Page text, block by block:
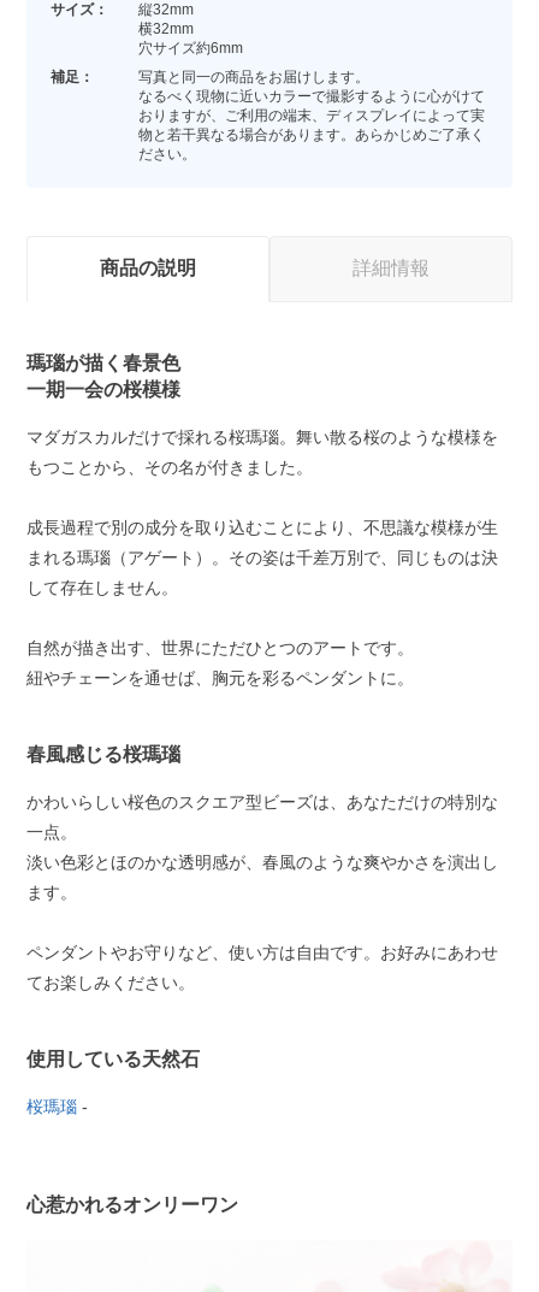
サイズ：
縦32mm
横32mm
穴サイズ約6mm
補足：
写真と同一の商品をお届けします。
なるべく現物に近いカラーで撮影するように心がけて
おりますが、ご利用の端末、ディスプレイによって実
物と若干異なる場合があります。あらかじめご了承く
ださい。
商品の説明 詳細情報
瑪瑙が描く春景色
一期一会の桜模様
マダガスカルだけで採れる桜瑪瑙。舞い散る桜のような模様を
もつことから、その名が付きました。
成長過程で別の成分を取り込むことにより、不思議な模様が生
まれる瑪瑙（アゲート）。その姿は千差万別で、同じものは決
して存在しません。
自然が描き出す、世界にただひとつのアートです。
紐やチェーンを通せば、胸元を彩るペンダントに。
春風感じる桜瑪瑙
かわいらしい桜色のスクエア型ビーズは、あなただけの特別な
一点。
淡い色彩とほのかな透明感が、春風のような爽やかさを演出し
ます。
ペンダントやお守りなど、使い方は自由です。お好みにあわせ
てお楽しみください。
使用している天然石
桜瑪瑙 -
心惹かれるオンリーワン